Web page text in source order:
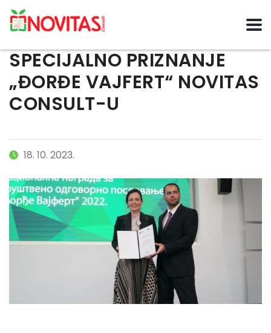
SPECIJALNO PRIZNANJE
„ĐORĐE VAJFERT“ NOVITAS
CONSULT-U
18. 10. 2023.